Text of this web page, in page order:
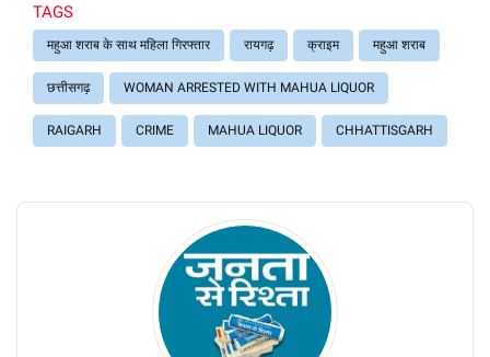
TAGS
महुआ शराब के साथ महिला गिरफ्तार रायगढ़ क्राइम महुआ शराब
छत्तीसगढ़ WOMAN ARRESTED WITH MAHUA LIQUOR
RAIGARH CRIME MAHUA LIQUOR CHHATTISGARH